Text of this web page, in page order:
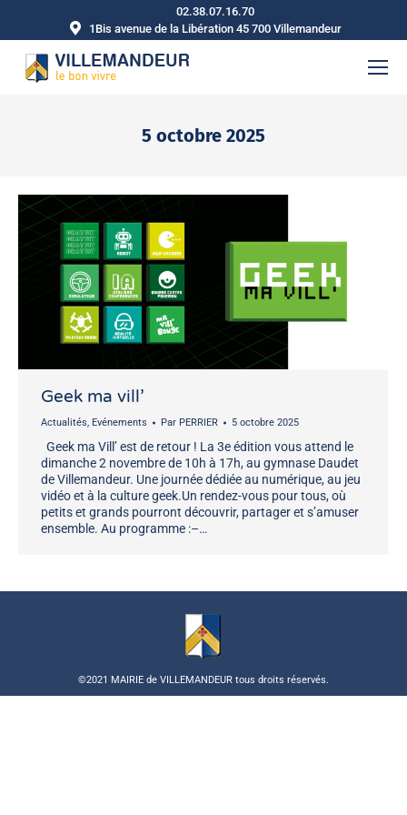
02.38.07.16.70
1Bis avenue de la Libération 45 700 Villemandeur
5 octobre 2025
Geek ma vill’
Actualités, Evénements Par PERRIER 5 octobre 2025
Geek ma Vill’ est de retour ! La 3e édition vous attend le
dimanche 2 novembre de 10h à 17h, au gymnase Daudet
de Villemandeur. Une journée dédiée au numérique, au jeu
vidéo et à la culture geek.Un rendez-vous pour tous, où
petits et grands pourront découvrir, partager et s’amuser
ensemble. Au programme :–…
©2021 MAIRIE de VILLEMANDEUR tous droits réservés.